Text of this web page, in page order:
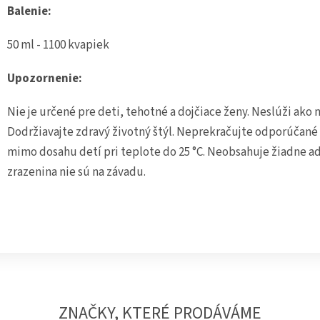
Balenie:
50 ml - 1100 kvapiek
Upozornenie:
Nie je určené pre deti, tehotné a dojčiace ženy. Neslúži ako
Dodržiavajte zdravý životný štýl. Neprekračujte
mimo dosahu detí pri teplote do 25 °C. Neobsahuje žiadne
zrazenina nie sú na závadu.
ZNAČKY, KTERÉ PRODÁVÁME